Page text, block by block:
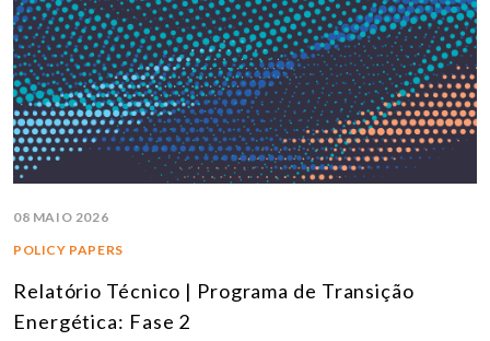
08 MAIO 2026
POLICY PAPERS
Relatório Técnico | Programa de Transição
Energética: Fase 2